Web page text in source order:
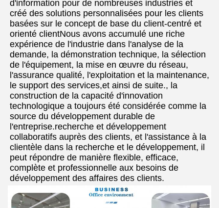
d'information pour de nombreuses industries et
créé des solutions personnalisées pour les clients
basées sur le concept de base du client-centré et
orienté clientNous avons accumulé une riche
expérience de l'industrie dans l'analyse de la
demande, la démonstration technique, la sélection
de l'équipement, la mise en œuvre du réseau,
l'assurance qualité, l'exploitation et la maintenance,
le support des services,et ainsi de suite., la
construction de la capacité d'innovation
technologique a toujours été considérée comme la
source du développement durable de
l'entreprise.recherche et développement
collaboratifs auprès des clients, et l'assistance à la
clientèle dans la recherche et le développement, il
peut répondre de manière flexible, efficace,
complète et professionnelle aux besoins de
développement des affaires des clients.